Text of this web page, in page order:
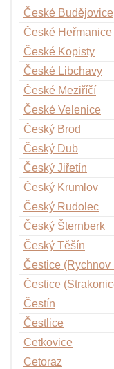
České Budějovice
České Heřmanice
České Kopisty
České Libchavy
České Meziříčí
České Velenice
Český Brod
Český Dub
Český Jiřetín
Český Krumlov
Český Rudolec
Český Šternberk
Český Těšín
Čestice
Čestice
Čestín
Čestlice
Cetkovice
Cetoraz